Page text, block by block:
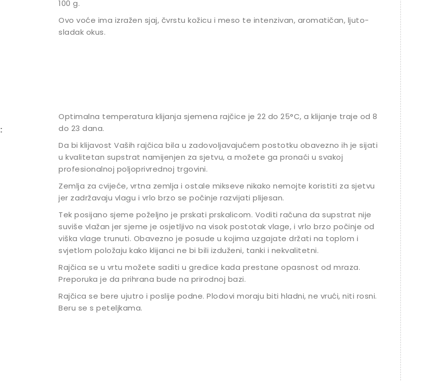
100 g.
Ovo voće ima izražen sjaj, čvrstu kožicu i meso te intenzivan, aromatičan, ljuto-
sladak okus.
Optimalna temperatura klijanja sjemena rajčice je 22 do 25°C, a klijanje traje od 8
do 23 dana.
Da bi klijavost Vaših rajčica bila u zadovoljavajućem postotku obavezno ih je sijati
u kvalitetan supstrat namijenjen za sjetvu, a možete ga pronaći u svakoj
profesionalnoj poljoprivrednoj trgovini.
Zemlja za cvijeće, vrtna zemlja i ostale mikseve nikako nemojte koristiti za sjetvu
jer zadržavaju vlagu i vrlo brzo se počinje razvijati plijesan.
Tek posijano sjeme poželjno je prskati prskalicom. Voditi računa da supstrat nije
suviše vlažan jer sjeme je osjetljivo na visok postotak vlage, i vrlo brzo počinje od
viška vlage trunuti. Obavezno je posude u kojima uzgajate držati na toplom i
svjetlom položaju kako klijanci ne bi bili izduženi, tanki i nekvalitetni.
Rajčica se u vrtu možete saditi u gredice kada prestane opasnost od mraza.
Preporuka je da prihrana bude na prirodnoj bazi.
Rajčica se bere ujutro i poslije podne. Plodovi moraju biti hladni, ne vrući, niti rosni.
Beru se s peteljkama.